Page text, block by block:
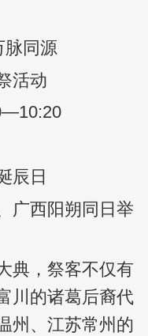
同源
活动
辰日
西阳朔同日举
，祭客不仅有
川的诸葛后裔代
州、江苏常州的